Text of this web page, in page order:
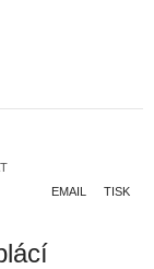
TISK
EMAIL